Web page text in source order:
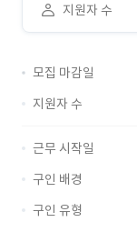
지원자 수
모집 마감일
지원자 수
근무 시작일
구인 배경
구인 유형